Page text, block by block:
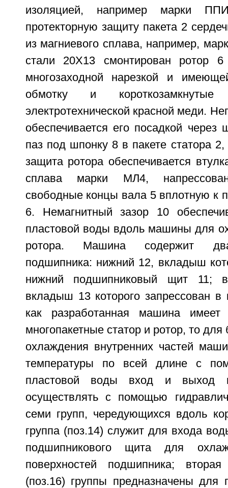
изоляцией, например марки
протекторную защиту пакета 2
из магниевого сплава, например,
стали 20Х13 смонтирован ротор 6
многозаходной нарезкой и
обмотку и
электротехнической красной меди.
обеспечивается его посадкой через
паз под шпонку 8 в пакете статора
защита ротора обеспечивается
сплава марки МЛ4,
свободные концы вала 5 вплотную к
6. Немагнитный зазор 10
пластовой воды вдоль машины для
ротора. Машина содержит
подшипника: нижний 12, вкладыш
нижний подшипниковый щит 11;
вкладыш 13 которого запрессован
как разработанная машина
многопакетные статор и ротор, то
охлаждения внутренних частей
температуры по всей длине с
пластовой воды вход и выход
осуществлять с помощью
семи групп, чередующихся вдоль
группа (поз.14) служит для входа
подшипникового щита для
поверхностей подшипника;
(поз.16) группы предназначены